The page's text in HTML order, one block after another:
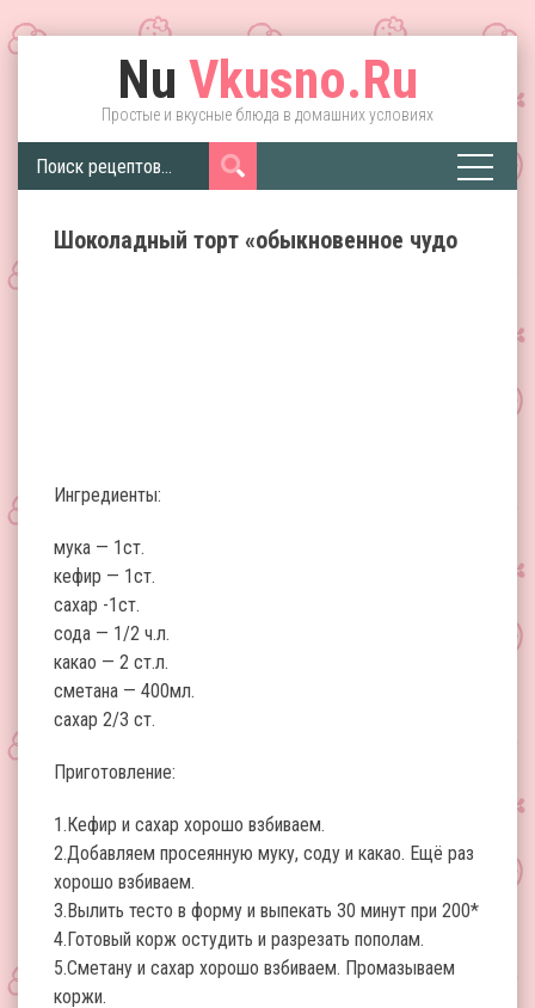
Nu Vkusno.Ru
Простые и вкусные блюда в домашних условиях
Шоколадный торт «обыкновенное чудо
Ингредиенты:
мука — 1ст.
кефир — 1ст.
сахар -1ст.
сода — 1/2 ч.л.
какао — 2 ст.л.
сметана — 400мл.
сахар 2/3 ст.
Приготовление:
1.Кефир и сахар хорошо взбиваем.
2.Добавляем просеянную муку, соду и какао. Ещё раз
хорошо взбиваем.
3.Вылить тесто в форму и выпекать 30 минут при 200*
4.Готовый корж остудить и разрезать пополам.
5.Сметану и сахар хорошо взбиваем. Промазываем
коржи.